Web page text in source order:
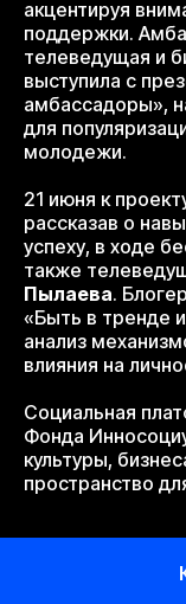
акцентируя
поддержки.
телеведущая и
выступила с
амбассадоры»,
для
молодежи.
21 июня к
рассказав о
успеху, в ходе
также
Пылаева.
«Быть в тренде
анализ
влияния на
Социальная
Фонда
культуры,
пространство